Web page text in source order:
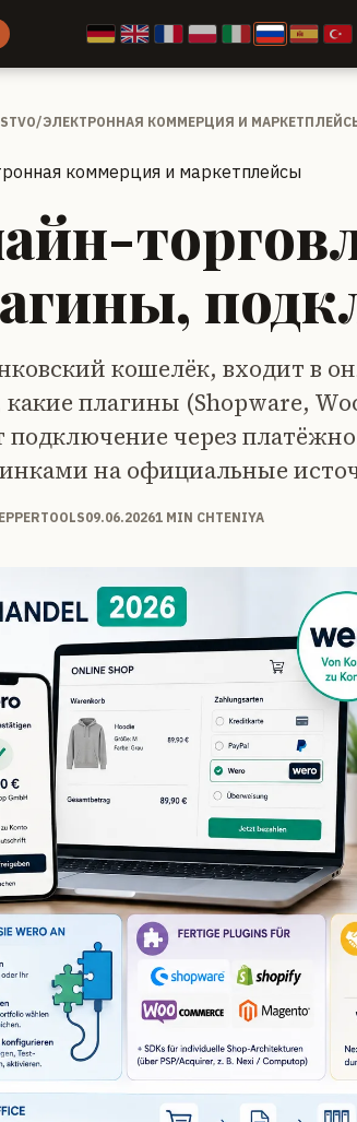
/ЭЛЕКТРОННАЯ КОММЕРЦИЯ И
коммерция и маркетплейсы
кошелёк, входит в
плагины (Shopware,
подключение через
на официальные
09.06.20261 MIN CHTENIYA